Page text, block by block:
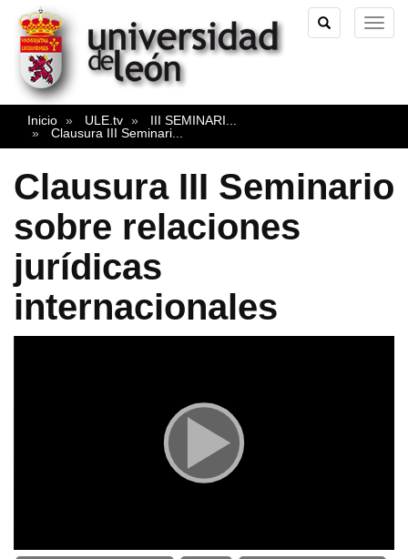
TOGGLE
SEARCH
Inicio ULE.tv III SEMINARI
Clausura III Seminari
Clausura III Seminario
sobre relaciones
jurídicas
internacionales